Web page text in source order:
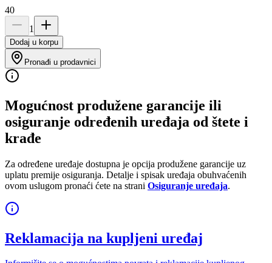
40
1
Dodaj u korpu
Pronađi u prodavnici
Mogućnost produžene garancije ili
osiguranje određenih uređaja od štete i
krađe
Za određene uređaje dostupna je opcija produžene garancije uz
uplatu premije osiguranja. Detalje i spisak uređaja obuhvaćenih
ovom uslugom pronaći ćete na strani Osiguranje uređaja.
Reklamacija na kupljeni uređaj